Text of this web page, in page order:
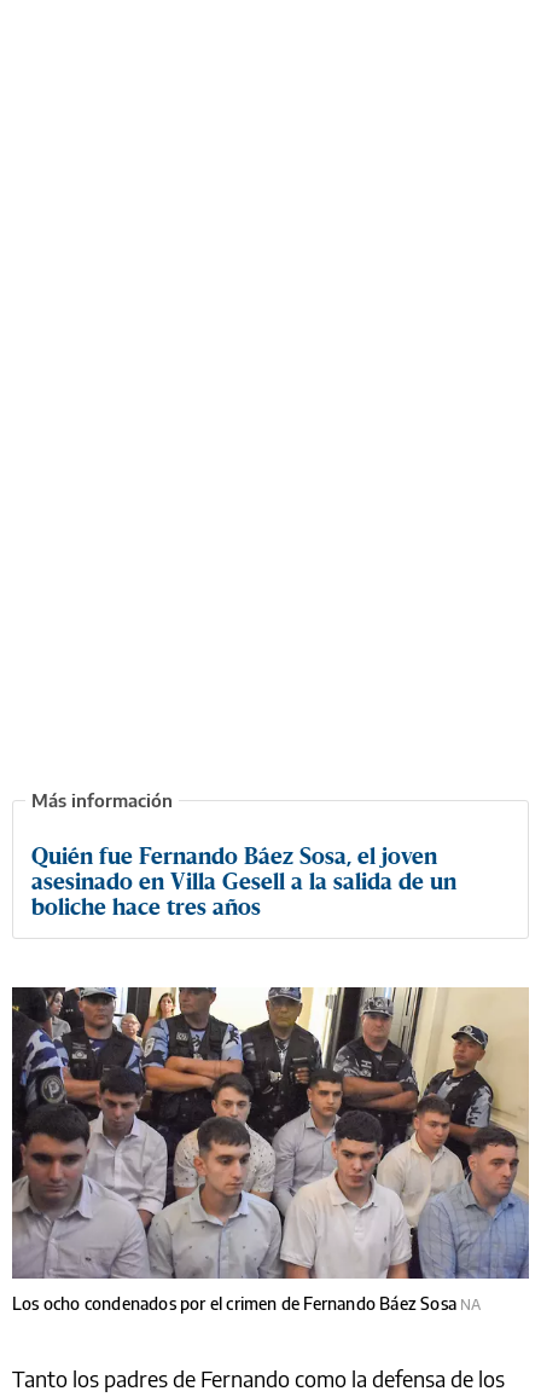
Quién fue Fernando Báez Sosa, el joven
asesinado en Villa Gesell a la salida de un
boliche hace tres años
Los ocho condenados por el crimen de Fernando Báez Sosa NA
Tanto los padres de Fernando como la defensa de los